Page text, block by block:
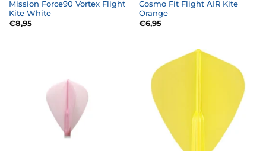
Mission Force90 Vortex Flight
Kite White
€8,95
Cosmo Fit Flight AIR Kite
Orange
€6,95